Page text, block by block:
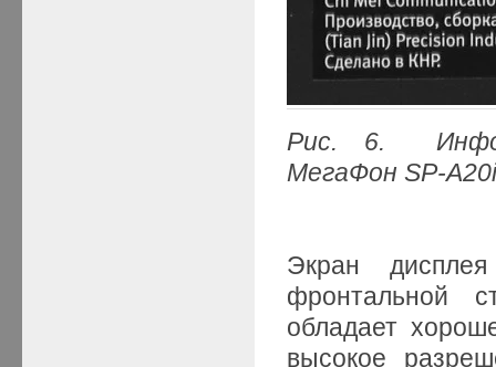
Рис. 6.
МегаФон SP-
Экран
фронтальной
обладает
высокое